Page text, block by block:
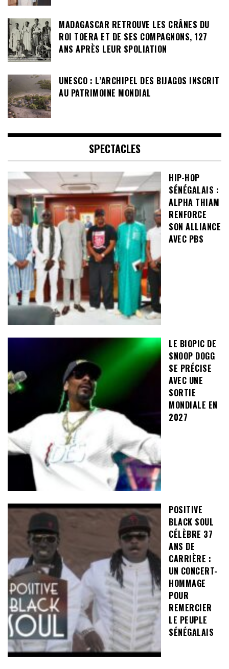
MADAGASCAR RETROUVE LES CRÂNES DU
ROI TOERA ET DE SES COMPAGNONS, 127
ANS APRÈS LEUR SPOLIATION
UNESCO : L’ARCHIPEL DES BIJAGOS INSCRIT
AU PATRIMOINE MONDIAL
SPECTACLES
HIP-HOP
SÉNÉGALAIS :
ALPHA THIAM
RENFORCE
SON ALLIANCE
AVEC PBS
LE BIOPIC DE
SNOOP DOGG
SE PRÉCISE
AVEC UNE
SORTIE
MONDIALE EN
2027
POSITIVE
BLACK SOUL
CÉLÈBRE 37
ANS DE
CARRIÈRE :
UN CONCERT-
HOMMAGE
POUR
REMERCIER
LE PEUPLE
SÉNÉGALAIS